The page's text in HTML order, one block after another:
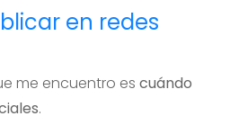
en redes
me encuentro es cuándo
.